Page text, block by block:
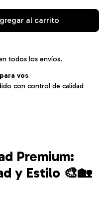
todos los envíos.
vos
con control de calidad
Premium:
y Estilo 🎨🏡